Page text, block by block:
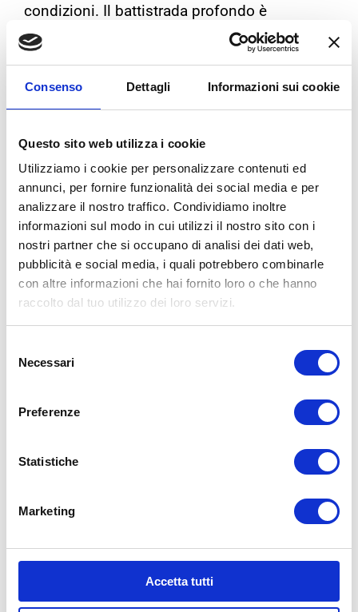
Consenso Dettagli Informazioni sui cookie
Questo sito web utilizza i cookie
Utilizziamo i cookie per personalizzare contenuti ed
annunci, per fornire funzionalità dei social media e per
analizzare il nostro traffico. Condividiamo inoltre
informazioni sul modo in cui utilizzi il nostro sito con i
nostri partner che si occupano di analisi dei dati web,
pubblicità e social media, i quali potrebbero combinarle
con altre informazioni che hai fornito loro o che hanno
raccolto dal tuo utilizzo dei loro servizi.
delNecessari
Preferenze
Statistiche
Marketing
Accetta tutti
condizioni. Il battistrada profondo è
essenziale per la trazione su strade bagnate.
regolarmente la pressione dei pneumatici. La
garantire prestazioni ottimali e per evitare il
rischio di aquaplaning.
3.Scarico dell’Acqua
: I canali di scarico
dell’acqua nel battistrada aiutano a prevenire
l’aquaplaning. Assicurati che siano liberi da
detriti.
consapevole dell’importanza di equipaggiare
il tuo veicolo con pneumatici adatti per
, non esitare a contattarci.